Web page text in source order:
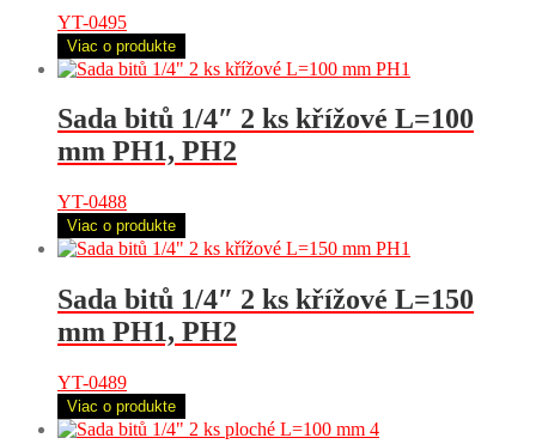
YT-0495
Viac o produkte
Sada bitů 1/4″ 2 ks křížové L=100
mm PH1, PH2
YT-0488
Viac o produkte
Sada bitů 1/4″ 2 ks křížové L=150
mm PH1, PH2
YT-0489
Viac o produkte